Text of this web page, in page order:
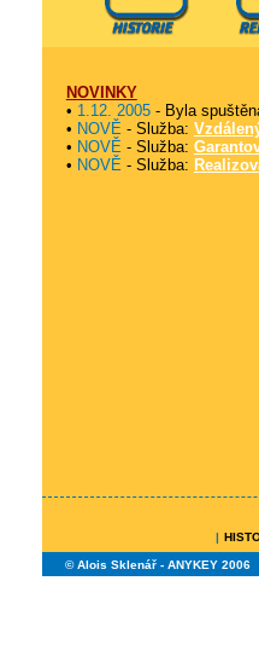
NOVINKY
• 1.12. 2005- Byla
• NOVĚ- Služba:
• NOVĚ- Služba:
• NOVĚ- Služba:
©Alois Sklenář - ANYKEY2006